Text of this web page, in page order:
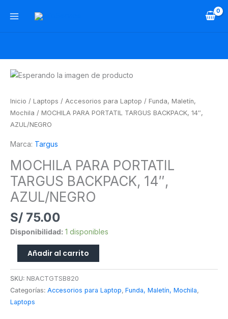
Inicio / Laptops / Accesorios para Laptop / Funda, Maletín,
Mochila / MOCHILA PARA PORTATIL TARGUS BACKPACK, 14″,
AZUL/NEGRO
Marca: Targus
MOCHILA PARA PORTATIL
TARGUS BACKPACK, 14″,
AZUL/NEGRO
S/ 75.00
Disponibilidad: 1 disponibles
MOCHILA
PORTATIL
TARGUS
BACKPACK,
AZUL/NEGRO
Añadir al carrito
SKU: NBACTGTSB820
Categorías: Accesorios para Laptop, Funda, Maletín, Mochila,
Laptops